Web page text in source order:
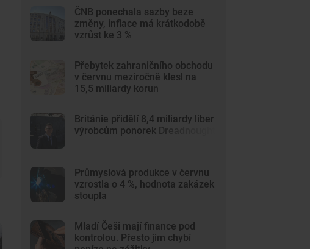
ČNB ponechala sazby beze
změny, inflace má krátkodobě
vzrůst ke 3 %
Přebytek zahraničního obchodu
v červnu meziročně klesl na
15,5 miliardy korun
Británie přidělí 8,4 miliardy liber
výrobcům ponorek Dreadnought
Průmyslová produkce v červnu
vzrostla o 4 %, hodnota zakázek
stoupla
Mladí Češi mají finance pod
kontrolou. Přesto jim chybí